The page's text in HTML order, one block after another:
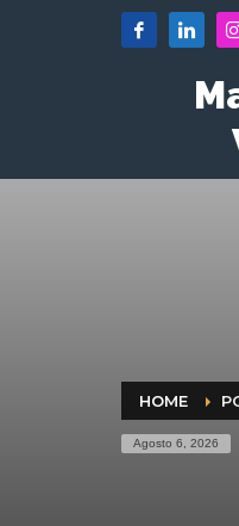
HOME
Agosto 6, 2026